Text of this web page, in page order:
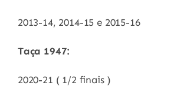
2013-14, 2014-15 e 2015-16
Taça 1947:
2020-21 ( 1/2 finais )